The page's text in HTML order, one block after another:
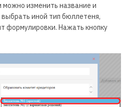
изменить название и
иной тип бюллетеня,
формулировки. Нажать кнопку